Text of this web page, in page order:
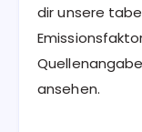
dir unsere
ansehen.